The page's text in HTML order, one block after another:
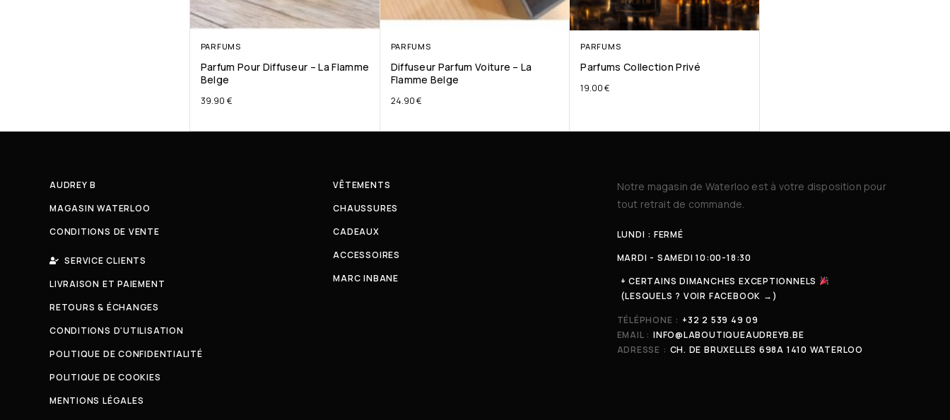
PARFUMS
Parfum Pour Diffuseur – La Flamme
Belge
39.90 €
PARFUMS
Diffuseur Parfum Voiture – La
Flamme Belge
24.90€
PARFUMS
Parfums Collection Privé
19.00€
AUDREY B
MAGASIN WATERLOO
CONDITIONS DE VENTE
SERVICE CLIENTS
LIVRAISON ET PAIEMENT
RETOURS & ÉCHANGES
CONDITIONS D'UTILISATION
POLITIQUE DE CONFIDENTIALITÉ
POLITIQUE DE COOKIES
MENTIONS LÉGALES
VÊTEMENTS
CHAUSSURES
CADEAUX
ACCESSOIRES
MARC INBANE
Notre magasin de Waterloo est à votre disposition pour
tout retrait de commande.
LUNDI : FERMÉ
MARDI - SAMEDI 10:00-18:30
+ CERTAINS DIMANCHES EXCEPTIONNELS
(LESQUELS ? VOIR FACEBOOK →)
TÉLÉPHONE : +32 2 539 49 09
EMAIL : INFO@LABOUTIQUEAUDREYB.BE
ADRESSE : CH. DE BRUXELLES 698A 1410 WATERLOO